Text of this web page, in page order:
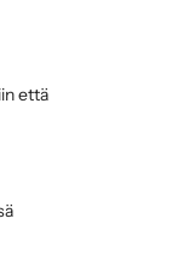
että